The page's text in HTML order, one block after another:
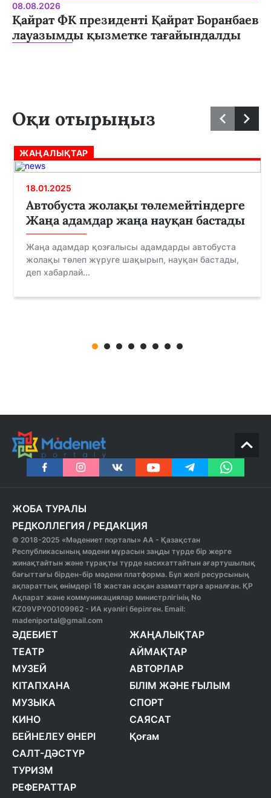
08.08.2026
Қайрат ФК президенті Қайрат Боранбаев
лауазымды қызметке тағайындалды
Оқи отырыңыз
ЖАҢАЛЫҚТАР
18.01.2025
Автобуста жолақы төлемейтіндерге
Жаңа адамдар жаңа науқан бастады
Жаңа адамдар қозғалысы адамдарды автобуста
жолақы төлеп жүруге шақырып, науқан бастады,
деп хабарлай...
ЖОБА ТУРАЛЫ
РЕДКОЛЛЕГИЯ / РЕДАКЦИЯ
© 2018-2025 «Мәдениет порталы» АА - Қазақстан
Республикасының мәдени мұрасын заңды түрде бір жерге
жинақтайтын және тұрақты түрде насихаттайтын ағартушылық
бағыттағы бірден-бір мәдени платформа. Бұл желі ресурсының
ақпараттық өнімдері 18 жастан асқан азаматтарға арналған. ҚР
Ақпарат және коммуникациялар министрлігінің No
KZ09VPY00109962 - ИА куәлігі берілген. Email:
madeniportal@gmail.com
ӘДЕБИЕТ
ТЕАТР
МУЗЕЙ
КІТАПХАНА
МУЗЫКА
КИНО
БЕЙНЕЛЕУ ӨНЕРІ
САЛТ-ДӘСТҮР
ТУРИЗМ
РЕФЕРАТТАР
ЖАҢАЛЫҚТАР
АЙМАҚТАР
АВТОРЛАР
БІЛІМ ЖӘНЕ ҒЫЛЫМ
СПОРТ
САЯСАТ
Қоғам